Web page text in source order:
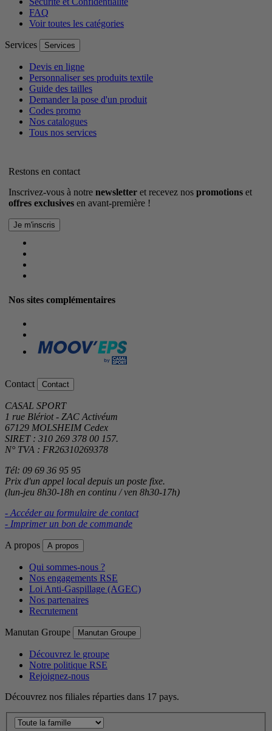
FAQ
Voir toutes les catégories
Services Services
Devis en ligne
Personnaliser ses produits textile
Guide des tailles
Demander la pose d'un produit
Codes promo
Nos catalogues
Tous nos services
Restons en contact
Inscrivez-vous à notre newsletter et recevez nos promotions et
offres exclusives en avant-première !
Nos sites complémentaires
Contact Contact
CASAL SPORT
1 rue Blériot - ZAC Activéum
67129 MOLSHEIM Cedex
SIRET : 310 269 378 00 157.
N° TVA : FR26310269378
Tél: 09 69 36 95 95
Prix d'un appel local depuis un poste fixe.
(lun-jeu 8h30-18h en continu / ven 8h30-17h)
- Accéder au formulaire de contact
- Imprimer un bon de commande
A propos A propos
Qui sommes-nous ?
Nos engagements RSE
Loi Anti-Gaspillage (AGEC)
Nos partenaires
Recrutement
Manutan Groupe Manutan Groupe
Découvrez le groupe
Notre politique RSE
Rejoignez-nous
Découvrez nos filiales réparties dans 17 pays.